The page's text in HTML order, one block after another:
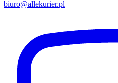
biuro@allekurier.pl